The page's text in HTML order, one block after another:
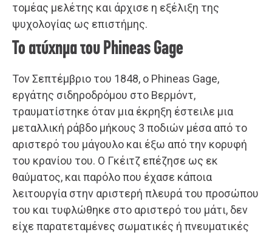
τομέας μελέτης και άρχισε η εξέλιξη της
ψυχολογίας ως επιστήμης.
Το ατύχημα του Phineas Gage
Τον Σεπτέμβριο του 1848, ο Phineas Gage,
εργάτης σιδηροδρόμου στο Βερμόντ,
τραυματίστηκε όταν μια έκρηξη έστειλε μια
μεταλλική ράβδο μήκους 3 ποδιών μέσα από το
αριστερό του μάγουλο και έξω από την κορυφή
του κρανίου του. Ο Γκέιτζ επέζησε ως εκ
θαύματος, και παρόλο που έχασε κάποια
λειτουργία στην αριστερή πλευρά του προσώπου
του και τυφλώθηκε στο αριστερό του μάτι, δεν
είχε παρατεταμένες σωματικές ή πνευματικές